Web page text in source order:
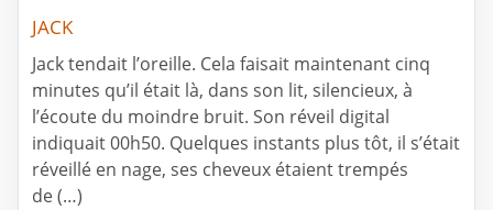
JACK
Jack tendait l’oreille. Cela faisait maintenant cinq
minutes qu’il était là, dans son lit, silencieux, à
l’écoute du moindre bruit. Son réveil digital
indiquait 00h50. Quelques instants plus tôt, il s’était
réveillé en nage, ses cheveux étaient trempés
de (…)